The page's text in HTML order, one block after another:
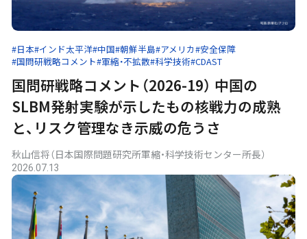
#日本#インド太平洋#中国#朝鮮半島#アメリカ#安全保障
#国問研戦略コメント#軍縮・不拡散#科学技術#CDAST
国問研戦略コメント（2026-19） 中国の
SLBM発射実験が示したもの――核戦力の成熟
と、リスク管理なき示威の危うさ
秋山信将（日本国際問題研究所軍縮・科学技術センター所長）
2026.07.13